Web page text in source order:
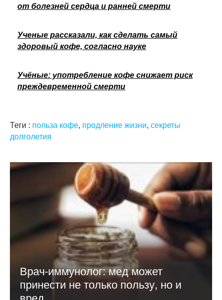
от болезней сердца и ранней смерти
Ученые рассказали, как сделать самый
здоровый кофе, согласно науке
Учёные: употребление кофе снижает риск
преждевременной смерти
Теги : польза кофе, продление жизни, секреты
долголетия
Врач-иммунолог: мед может
принести не только пользу, но и